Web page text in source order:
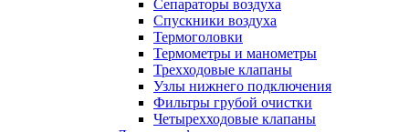
Сепараторы воздуха
Спускники воздуха
Термоголовки
Термометры и манометры
Трехходовые клапаны
Узлы нижнего подключения
Фильтры грубой очистки
Четырехходовые клапаны